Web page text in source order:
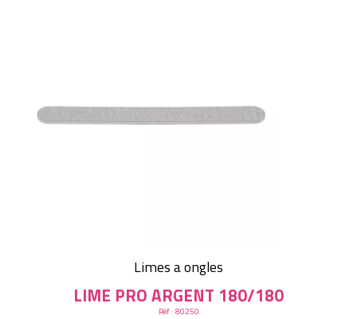
Limes a ongles
LIME PRO ARGENT 180/180
Réf :80250